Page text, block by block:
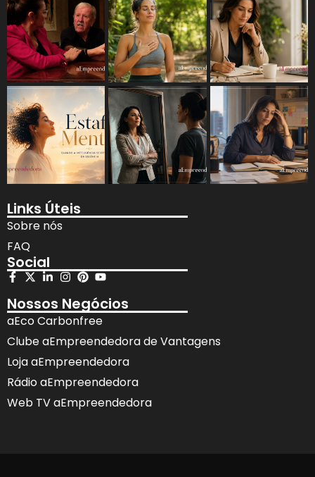
Links Úteis
Sobre nós
FAQ
Social
Nossos Negócios
aEco Carbonfree
Clube aEmpreendedora de Vantagens
Loja aEmpreendedora
Rádio aEmpreendedora
Web TV aEmpreendedora